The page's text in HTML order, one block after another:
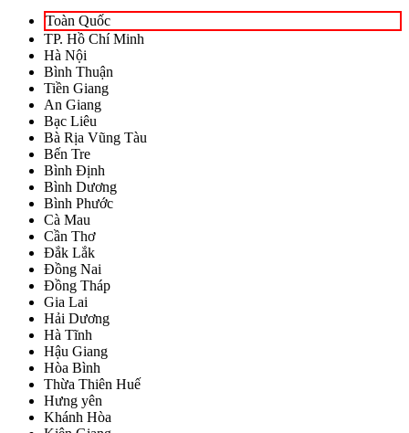
Toàn Quốc
TP. Hồ Chí Minh
Hà Nội
Bình Thuận
Tiền Giang
An Giang
Bạc Liêu
Bà Rịa Vũng Tàu
Bến Tre
Bình Định
Bình Dương
Bình Phước
Cà Mau
Cần Thơ
Đắk Lắk
Đồng Nai
Đồng Tháp
Gia Lai
Hải Dương
Hà Tĩnh
Hậu Giang
Hòa Bình
Thừa Thiên Huế
Hưng yên
Khánh Hòa